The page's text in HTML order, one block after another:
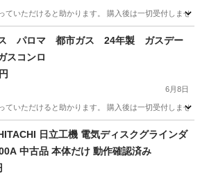
ていただけると助かります。 購入後は一切受付しませ
季節、空調家電
パロマ 都市ガス 24年製 ガスデー
スコンロ
6月8日
ていただけると助かります。 購入後は一切受付しませ
調理器具 フユヒサイクル
日立工機 電気ディスクグラインダ
PDM-100A 中古品 本体だけ 動作確認済み